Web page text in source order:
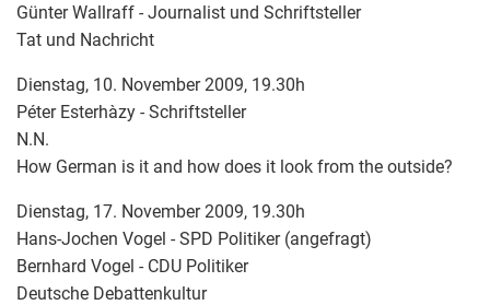
Günter Wallraff - Journalist und Schriftsteller
Tat und Nachricht
Dienstag, 10. November 2009, 19.30h
Péter Esterhàzy - Schriftsteller
N.N.
How German is it and how does it look from the outside?
Dienstag, 17. November 2009, 19.30h
Hans-Jochen Vogel - SPD Politiker (angefragt)
Bernhard Vogel - CDU Politiker
Deutsche Debattenkultur